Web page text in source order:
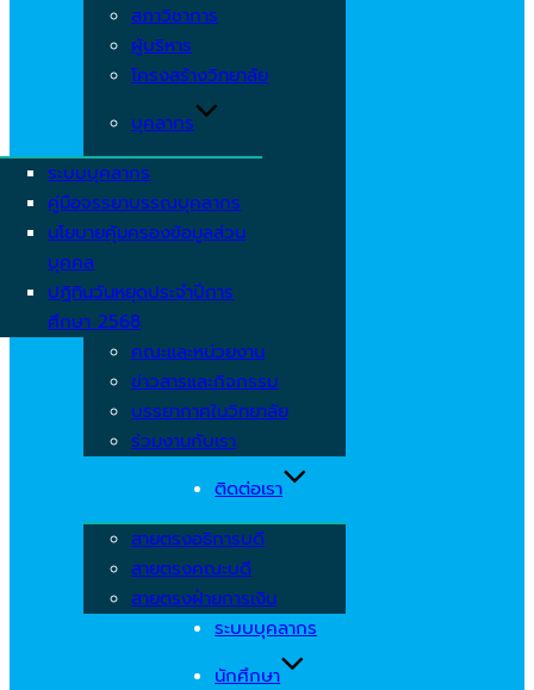
สภาวิชาการ
ผู้บริหาร
โครงสร้างวิทยาลัย
บุคลากร
ระบบบุคลากร
คู่มือจรรยาบรรณบุคลากร
นโยบายคุ้มครองข้อมูลส่วน
บุคคล
ปฏิทินวันหยุดประจำปีการ
ศึกษา 2568
คณะและหน่วยงาน
ข่าวสารและกิจกรรม
บรรยากาศในวิทยาลัย
ร่วมงานกับเรา
ติดต่อเรา
สายตรงอธิการบดี
สายตรงคณะบดี
สายตรงฝ่ายการเงิน
ระบบบุคลากร
นักศึกษา